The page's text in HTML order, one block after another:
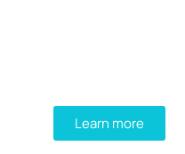
Learn more